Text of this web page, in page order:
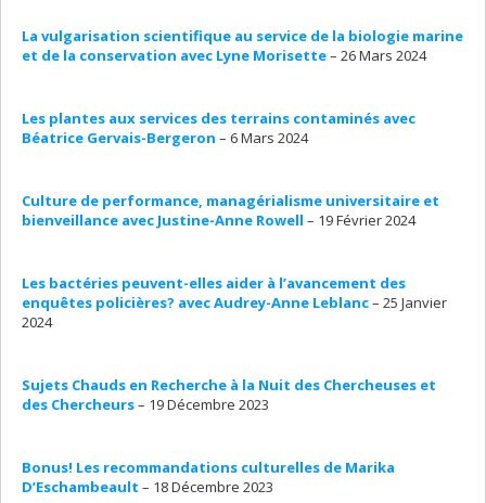
La vulgarisation scientifique au service de la biologie marine
et de la conservation avec Lyne Morisette– 26 Mars 2024
Les plantes aux services des terrains contaminés avec
Béatrice Gervais-Bergeron – 6 Mars 2024
Culture de performance, managérialisme universitaire et
bienveillance avec Justine-Anne Rowell – 19 Février 2024
Les bactéries peuvent-elles aider à l’avancement des
enquêtes policières? avec Audrey-Anne Leblanc– 25 Janvier
2024
Sujets Chauds en Recherche à la Nuit des Chercheuses et
des Chercheurs– 19 Décembre 2023
Bonus! Les recommandations culturelles de Marika
D’Eschambeault – 18 Décembre 2023